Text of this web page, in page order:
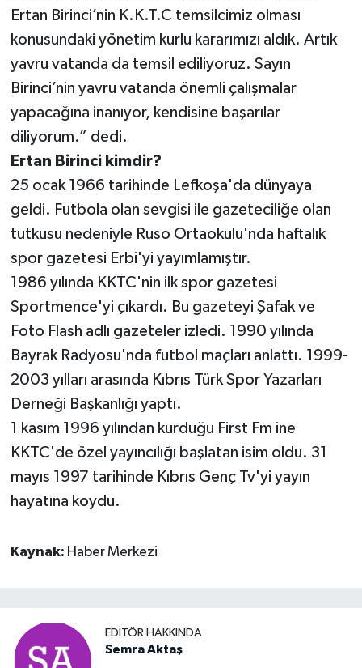
Ertan Birinci’nin K.K.T.C temsilcimiz olması
konusundaki yönetim kurlu kararımızı aldık. Artık
yavru vatanda da temsil ediliyoruz. Sayın
Birinci’nin yavru vatanda önemli çalışmalar
yapacağına inanıyor, kendisine başarılar
diliyorum.” dedi.
Ertan Birinci kimdir?
25 ocak 1966 tarihinde Lefkoşa'da dünyaya
geldi. Futbola olan sevgisi ile gazeteciliğe olan
tutkusu nedeniyle Ruso Ortaokulu'nda haftalık
spor gazetesi Erbi'yi yayımlamıştır.
1986 yılında KKTC'nin ilk spor gazetesi
Sportmence'yi çıkardı. Bu gazeteyi Şafak ve
Foto Flash adlı gazeteler izledi. 1990 yılında
Bayrak Radyosu'nda futbol maçları anlattı. 1999-
2003 yılları arasında Kıbrıs Türk Spor Yazarları
Derneği Başkanlığı yaptı.
1 kasım 1996 yılından kurduğu First Fm ine
KKTC'de özel yayıncılığı başlatan isim oldu. 31
mayıs 1997 tarihinde Kıbrıs Genç Tv'yi yayın
hayatına koydu.
Kaynak: Haber Merkezi
EDITÖR HAKKINDA
Semra Aktaş